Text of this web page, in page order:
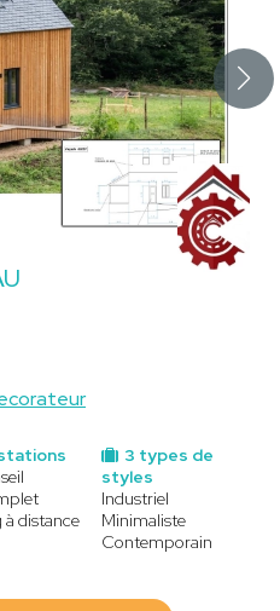
3 types de
styles
Industriel
Minimaliste
Contemporain
distance